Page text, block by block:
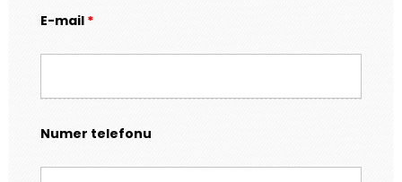
E-mail *
Numer telefonu